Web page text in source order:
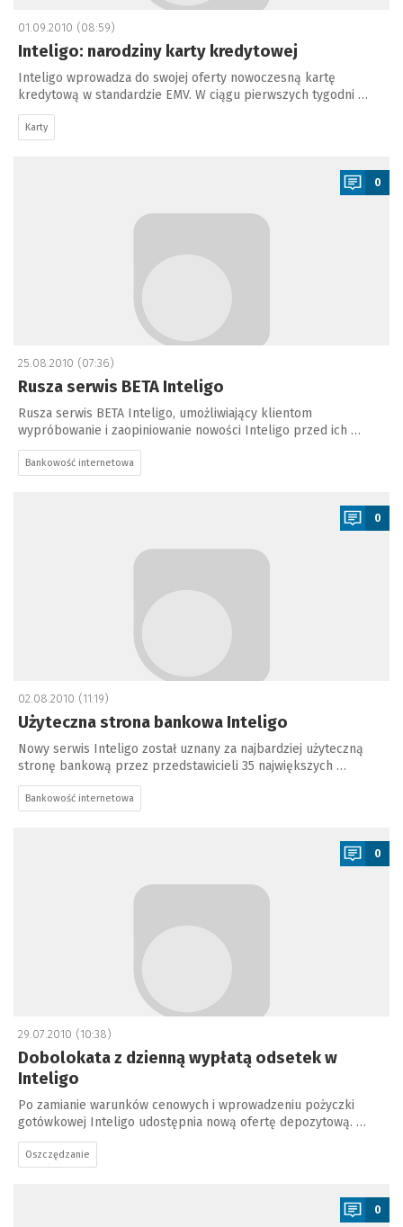
01.09.2010 (08:59)
Inteligo: narodziny karty kredytowej
Inteligo wprowadza do swojej oferty nowoczesną kartę
kredytową w standardzie EMV. W ciągu pierwszych tygodni …
Karty
0
25.08.2010 (07:36)
Rusza serwis BETA Inteligo
Rusza serwis BETA Inteligo, umożliwiający klientom
wypróbowanie i zaopiniowanie nowości Inteligo przed ich …
Bankowość internetowa
0
02.08.2010 (11:19)
Użyteczna strona bankowa Inteligo
Nowy serwis Inteligo został uznany za najbardziej użyteczną
stronę bankową przez przedstawicieli 35 największych …
Bankowość internetowa
0
29.07.2010 (10:38)
Dobolokata z dzienną wypłatą odsetek w
Inteligo
Po zamianie warunków cenowych i wprowadzeniu pożyczki
gotówkowej Inteligo udostępnia nową ofertę depozytową. …
Oszczędzanie
0